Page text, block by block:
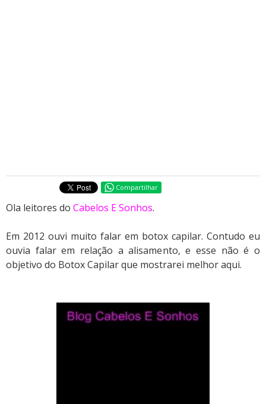
Compartilhar
Ola leitores do Cabelos E Sonhos.
Em 2012 ouvi muito falar em botox capilar. Contudo eu
ouvia falar em relação a alisamento, e esse não é o
objetivo do Botox Capilar que mostrarei melhor aqui.